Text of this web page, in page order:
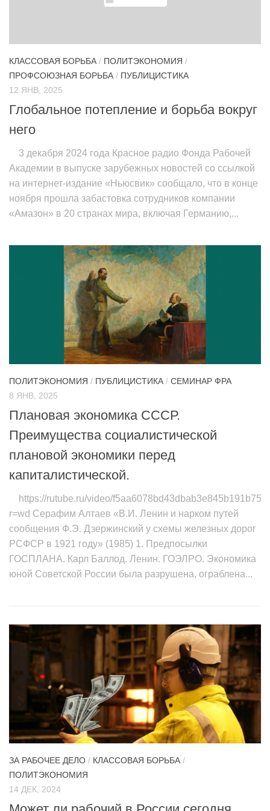
ИЗУЧЕНИЕ ДИАЛЕКТИКИ
НАРОДНАЯ ПРАВДА
КЛАССОВАЯ БОРЬБА / ПОЛИТЭКОНОМИЯ /
ПРОФСОЮЗНАЯ БОРЬБА / ПУБЛИЦИСТИКА
12 ЯНВ, 2025
Глобальное потепление и борьба вокруг
него
3 декабря 2024 года Красное радио Фонда Рабочей
Академии в выпуске зарубежных новостей со ссылкой
на интернет-издание «Ньюсвик» сообщало, что в конце
ноября прошла забастовка сотрудников компании
«Амазон» в 20 странах мира, включая Германию,...
ПОЛИТЭКОНОМИЯ / ПУБЛИЦИСТИКА / СЕМИНАР ФРА
8 ЯНВ, 2025
Плановая экономика СССР.
Преимущества социалистической
плановой экономики перед
капиталистической.
https://rutube.ru/video/
r=wd Серафим Алтаев «В.И. Ленин и нарком путей
сообщения Ф.Э. Дзержинский у схемы железных дорог
РСФСР в 1921 году» (1985) 1. Предпосылки
ГОСПЛАНА. Карл Баллод. Ленин. ГОЭЛРО. Экономика
юной Советской России была разрушена, ограблена...
ЗА РАБОЧЕЕ ДЕЛО / КЛАССОВАЯ БОРЬБА /
ПОЛИТЭКОНОМИЯ
14 ДЕК, 2024